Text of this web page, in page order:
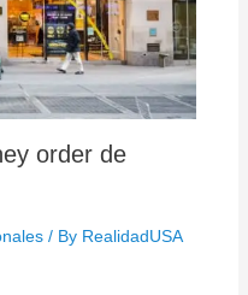
order de
/ By RealidadUSA